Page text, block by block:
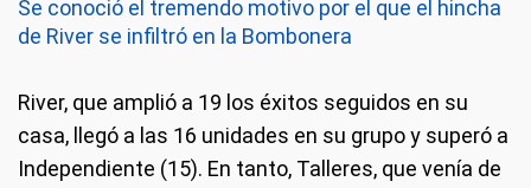
Se conoció el tremendo motivo por el que el hincha
de River se infiltró en la Bombonera
River, que amplió a 19 los éxitos seguidos en su
casa, llegó a las 16 unidades en su grupo y superó a
Independiente (15). En tanto, Talleres, que venía de